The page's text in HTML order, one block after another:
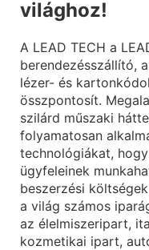
világhoz!
A LEAD TECH a
berendezésszállító,
lézer- és
összpontosít.
szilárd műszaki
folyamatosan
technológiákat,
ügyfeleinek
beszerzési
a világ számos
az élelmiszeripart,
kozmetikai ipart,